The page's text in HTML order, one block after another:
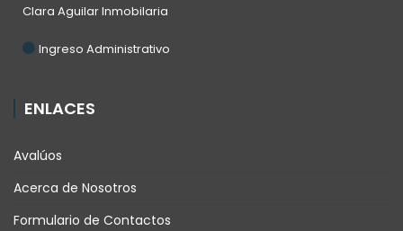
Clara Aguilar Inmobilaria
Ingreso Administrativo
ENLACES
Avalúos
Acerca de Nosotros
Formulario de Contactos